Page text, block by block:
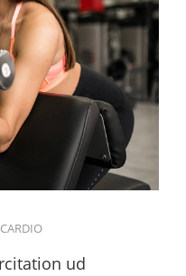
CARDIO
ud